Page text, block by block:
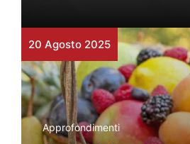
20 Agosto 2025
Approfondimenti